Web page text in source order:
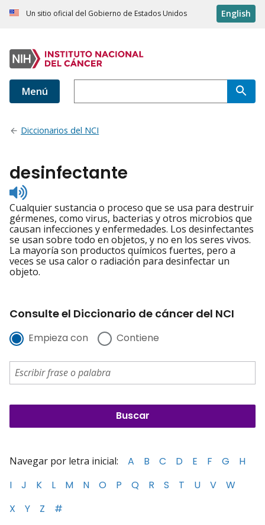
Un sitio oficial del Gobierno de Estados Unidos English
Menú
Diccionarios del NCI
desinfectante
Listen
to
pronunciation
Cualquier sustancia o proceso que se usa para destruir
gérmenes, como virus, bacterias y otros microbios que
causan infecciones y enfermedades. Los desinfectantes
se usan sobre todo en objetos, y no en los seres vivos.
La mayoría son productos químicos fuertes, pero a
veces se usa calor o radiación para desinfectar un
objeto.
Consulte el Diccionario de cáncer del NCI
Empieza con Contiene
Navegar por letra inicial: A B C D E F G
H
I
J K L M N O P Q R S T U V
W
X
Y Z #